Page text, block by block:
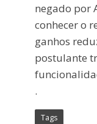
negado por
conhecer o
ganhos
postulante
.
Tags